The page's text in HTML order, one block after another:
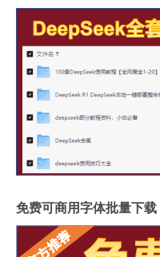
免费可商用字体批量下载